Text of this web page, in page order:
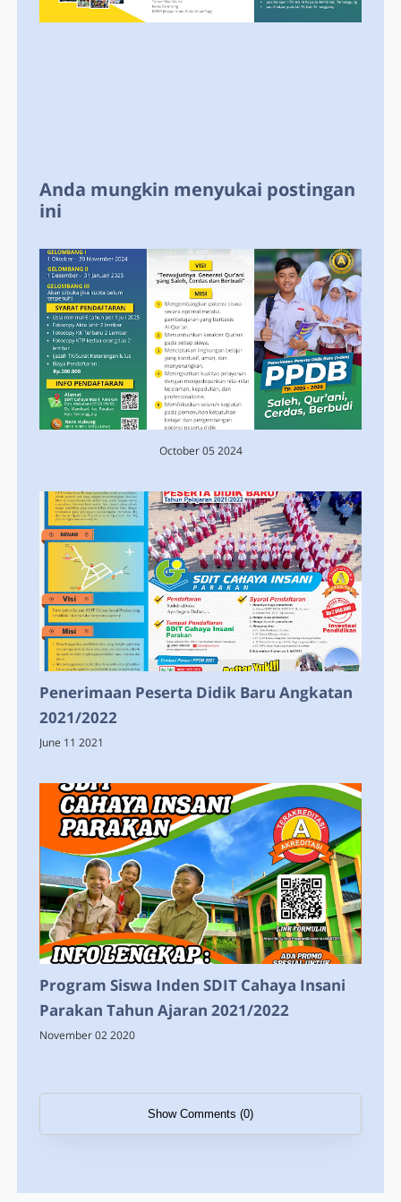
Anda mungkin menyukai postingan
ini
October 05 2024
Penerimaan Peserta Didik Baru Angkatan
2021/2022
June 11 2021
Program Siswa Inden SDIT Cahaya Insani
Parakan Tahun Ajaran 2021/2022
November 02 2020
Show Comments (0)